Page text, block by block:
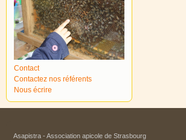
Contact
Contactez nos référents
Nous écrire
Asapistra - Association apicole de Strasbourg​